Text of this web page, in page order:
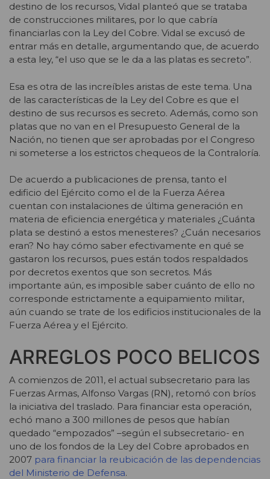
destino de los recursos, Vidal planteó que se trataba
de construcciones militares, por lo que cabría
financiarlas con la Ley del Cobre. Vidal se excusó de
entrar más en detalle, argumentando que, de acuerdo
a esta ley, “el uso que se le da a las platas es secreto”.
Esa es otra de las increíbles aristas de este tema. Una
de las características de la Ley del Cobre es que el
destino de sus recursos es secreto. Además, como son
platas que no van en el Presupuesto General de la
Nación, no tienen que ser aprobadas por el Congreso
ni someterse a los estrictos chequeos de la Contraloría.
De acuerdo a publicaciones de prensa, tanto el
edificio del Ejército como el de la Fuerza Aérea
cuentan con instalaciones de última generación en
materia de eficiencia energética y materiales ¿Cuánta
plata se destinó a estos menesteres? ¿Cuán necesarios
eran? No hay cómo saber efectivamente en qué se
gastaron los recursos, pues están todos respaldados
por decretos exentos que son secretos. Más
importante aún, es imposible saber cuánto de ello no
corresponde estrictamente a equipamiento militar,
aún cuando se trate de los edificios institucionales de la
Fuerza Aérea y el Ejército.
ARREGLOS POCO BELICOS
A comienzos de 2011, el actual subsecretario para las
Fuerzas Armas, Alfonso Vargas (RN), retomó con bríos
la iniciativa del traslado. Para financiar esta operación,
echó mano a 300 millones de pesos que habían
quedado “empozados” –según el subsecretario- en
uno de los fondos de la Ley del Cobre aprobados en
2007 para financiar la reubicación de las dependencias
del Ministerio de Defensa.